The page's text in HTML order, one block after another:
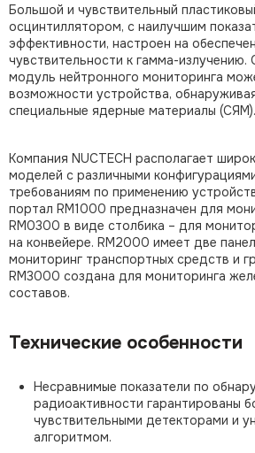
Большой и чувствительный
осцинтиллятором, с наилучшим
эффективности, настроен на
чувствительности к гамма-излучению.
модуль нейтронного мониторинга
возможности устройства,
специальные ядерные материалы (СЯМ).
Компания NUCTECH располагает
моделей с различными
требованиям по применению
портал RM1000 предназначен для
RM0300 в виде столбика – для
на конвейере. RM2000 имеет две
мониторинг транспортных средств и
RM3000 создана для мониторинга
составов.
Технические особенности
Несравнимые показатели по
радиоактивности гарантированы
чувствительными детекторами и
алгоритмом.